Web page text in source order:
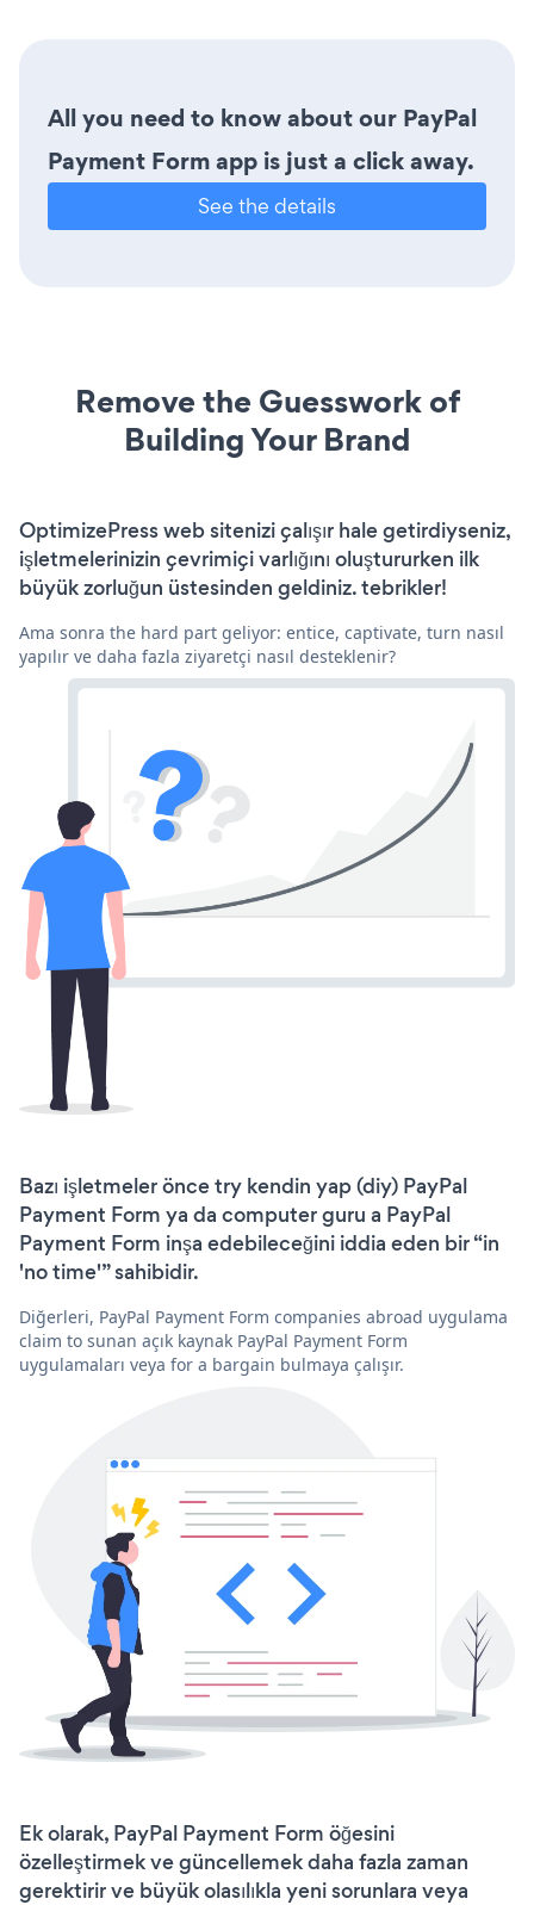
All you need to know about our PayPal
Payment Form app is just a click away.
See the details
Remove the Guesswork of
Building Your Brand
OptimizePress web sitenizi çalışır hale getirdiyseniz,
işletmelerinizin çevrimiçi varlığını oluştururken ilk
büyük zorluğun üstesinden geldiniz. tebrikler!
Ama sonra the hard part geliyor: entice, captivate, turn nasıl
yapılır ve daha fazla ziyaretçi nasıl desteklenir?
Bazı işletmeler önce try kendin yap (diy) PayPal
Payment Form ya da computer guru a PayPal
Payment Form inşa edebileceğini iddia eden bir “in
'no time'” sahibidir.
Diğerleri, PayPal Payment Form companies abroad uygulama
claim to sunan açık kaynak PayPal Payment Form
uygulamaları veya for a bargain bulmaya çalışır.
Ek olarak, PayPal Payment Form öğesini
özelleştirmek ve güncellemek daha fazla zaman
gerektirir ve büyük olasılıkla yeni sorunlara veya